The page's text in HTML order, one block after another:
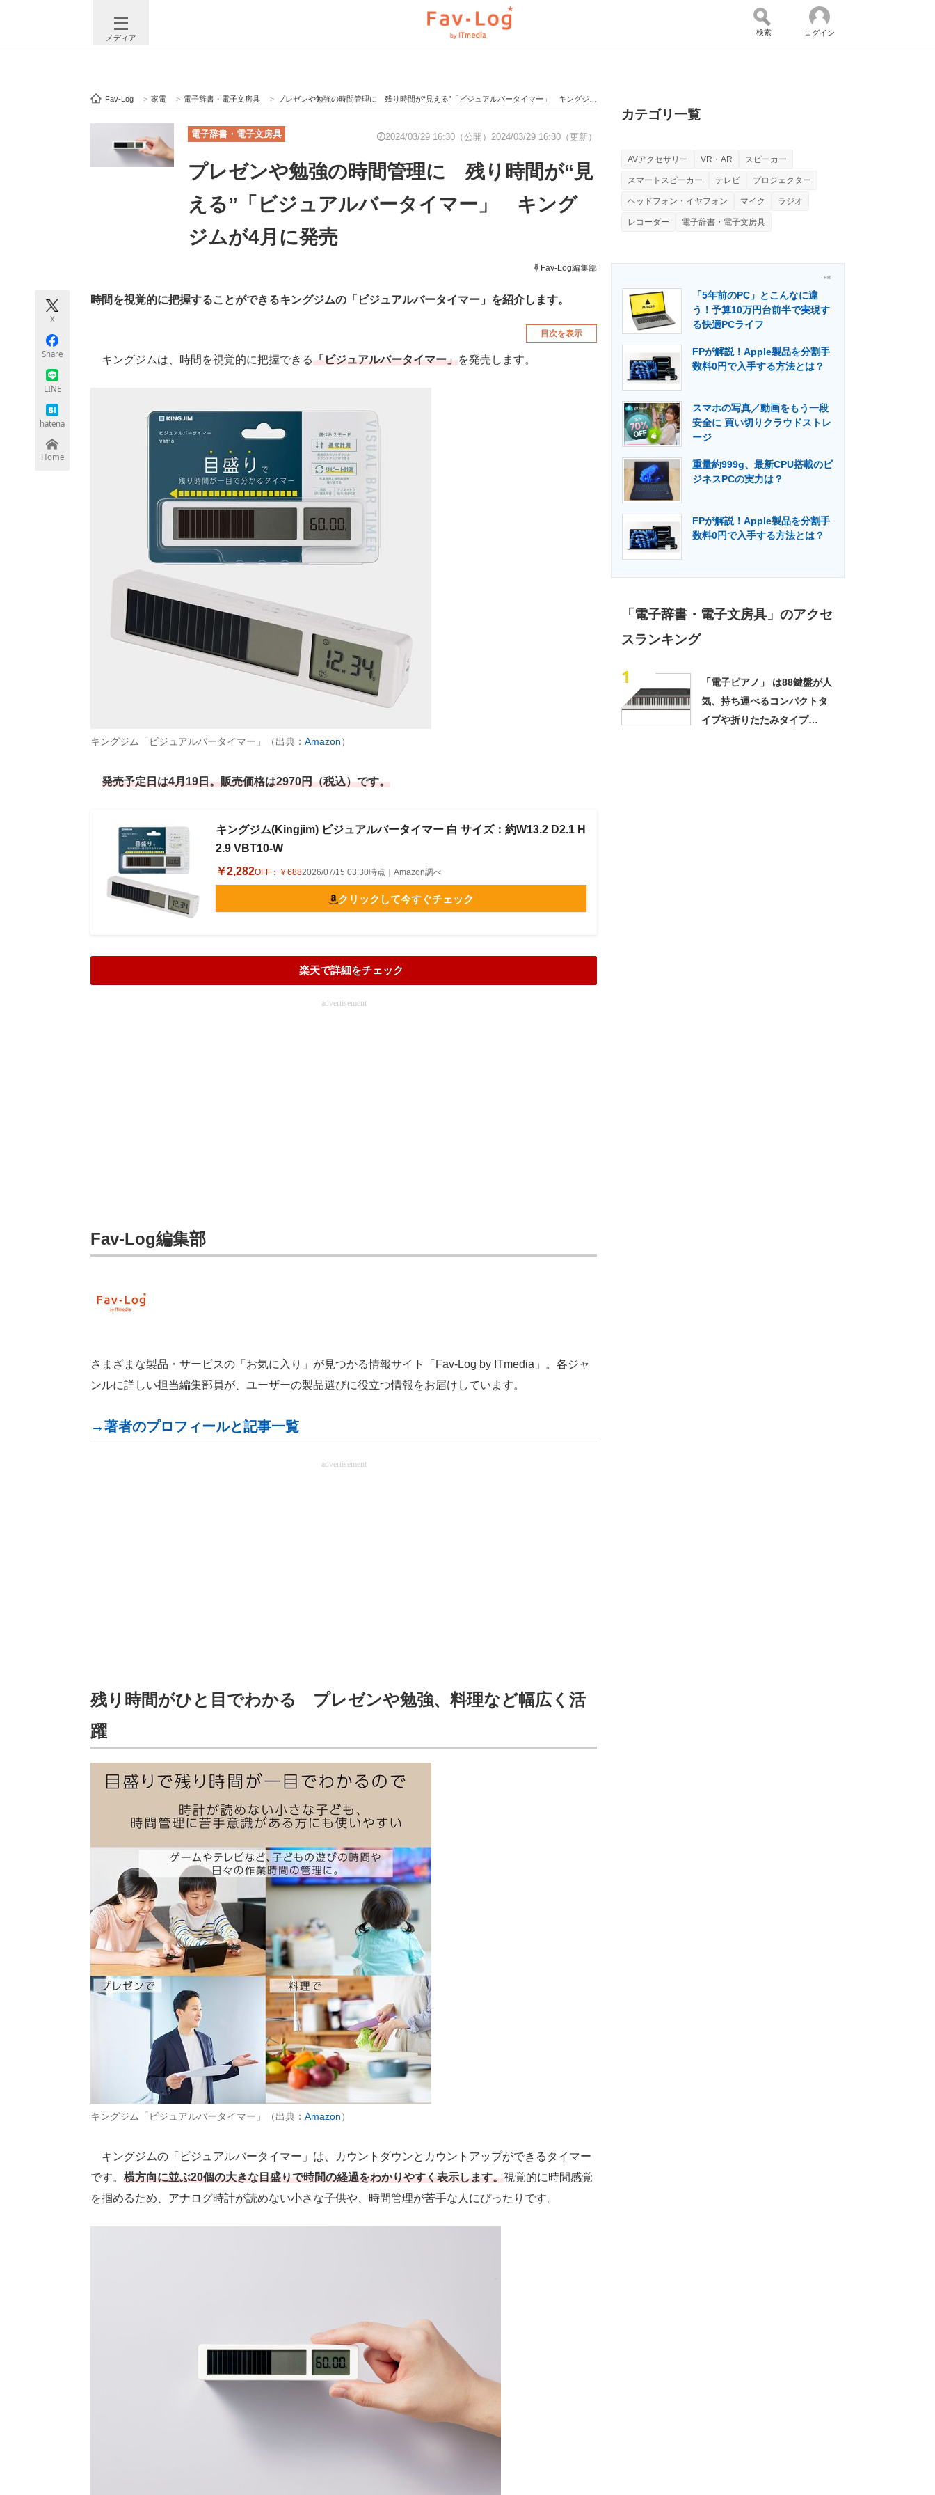
メディア
注目記事を集めた総合ページ ITの今と未来を見通す スマホと通信の最新トレンド 進化するPCとデバイスの未来
ビジネスと働き方のヒント AI活用のいまが分かる 企業ITのトレンドを詳説 経営リーダーのコミュニティ
ITエンジニア向け専門サイト 企業向けIT製品の総合サイト
モノづくり技術者専門サイト エレクトロニクス専門サイト 電子設計の基本と応用 エネルギーの専門メディア 建設×テクノロジーの最前線
ちょっと気になるネットの話題
検索 ログイン
Fav-Log > 家電 > 電子辞書・電子文房具 > プレゼンや勉強の時間管理に 残り時間が“見える”「ビジュアルバータイマー」 キングジムが4月に発売
電子辞書・電子文房具 2024/03/29 16:30（公開） 2024/03/29 16:30（更新）
プレゼンや勉強の時間管理に 残り時間が“見
える”「ビジュアルバータイマー」 キング
ジムが4月に発売
Fav-Log編集部
X
Share
LINE
hatena
Home
時間を視覚的に把握することができるキングジムの「ビジュアルバータイマー」を紹介します。
目次を表示
キングジムは、時間を視覚的に把握できる「ビジュアルバータイマー」を発売します。
キングジム「ビジュアルバータイマー」（出典： Amazon）
発売予定日は4月19日。販売価格は2970円（税込）です。
キングジム(Kingjim) ビジュアルバータイマー 白 サイズ：約W13.2 D2.1 H
2.9 VBT10-W
￥2,282OFF： ￥6882026/07/15 03:30時点｜Amazon調べ
クリックして今すぐチェック
楽天で詳細をチェック
advertisement
Fav-Log編集部
さまざまな製品・サービスの「お気に入り」が見つかる情報サイト「Fav-Log by ITmedia」。各ジャ
ンルに詳しい担当編集部員が、ユーザーの製品選びに役立つ情報をお届けしています。
→著者のプロフィールと記事一覧
advertisement
残り時間がひと目でわかる プレゼンや勉強、料理など幅広く活
躍
キングジム「ビジュアルバータイマー」（出典： Amazon）
キングジムの「ビジュアルバータイマー」は、カウントダウンとカウントアップができるタイマー
です。 横方向に並ぶ20個の大きな目盛りで時間の経過をわかりやすく表示します。視覚的に時間感覚
を掴めるため、アナログ時計が読めない小さな子供や、時間管理が苦手な人にぴったりです。
カテゴリ一覧
AVアクセサリー VR・AR スピーカー
スマートスピーカー テレビ プロジェクター
ヘッドフォン・イヤフォン マイク ラジオ
レコーダー 電子辞書・電子文房具
- PR -
「5年前のPC」とこんなに違
う！予算10万円台前半で実現す
る快適PCライフ
FPが解説！Apple製品を分割手
数料0円で入手する方法とは？
スマホの写真／動画をもう一段
安全に 買い切りクラウドストレ
ージ
重量約999g、最新CPU搭載のビ
ジネスPCの実力は？
FPが解説！Apple製品を分割手
数料0円で入手する方法とは？
「電子辞書・電子文房具」のアクセ
スランキング
1
「電子ピアノ」 は88鍵盤が人
気、持ち運べるコンパクトタ
イプや折りたたみタイプ